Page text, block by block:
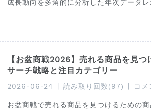
成長動向を多角的に分析した年次データ
化、競争環境の動向を整理し、2026年に
践的指標をもとに、出品戦略・商品選定
立つインサイトを提供します。これから海
セラーや、既存市場での成長機会を探る事
【お盆商戦2026】売れる商品を見つ
サーチ戦略と注目カテゴリー
2026-06-24 読み取り回数(97) コメ
お盆商戦で売れる商品を見つけるための